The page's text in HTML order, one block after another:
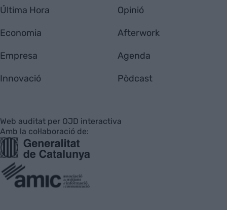
Última Hora
Economia
Empresa
Innovació
Opinió
Afterwork
Agenda
Pòdcast
Web auditat per OJD interactiva
Amb la col·laboració de: